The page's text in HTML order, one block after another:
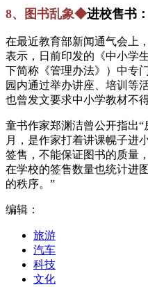
8、图书乱象◆进校售书
在最近教育部新闻通气会上
表示，日前印发的《中小学
下简称《管理办法》）中专
园内通过举办讲座、培训等
也曾发文要求中小学教材不
童书作家郑渊洁曾公开指出“
月，是作家打着讲课幌子进
签售，不能保证图书的质量
在学校的签售数量也统计进
的秩序。”
编辑：
旅游
汽车
科技
文化